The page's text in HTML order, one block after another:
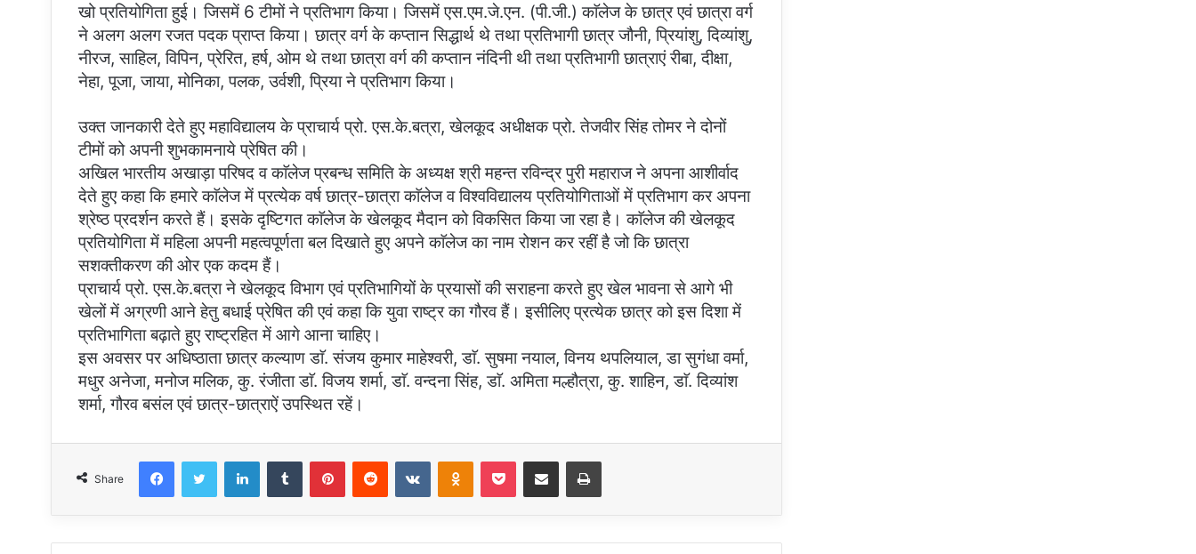
खो प्रतियोगिता हुई। जिसमें 6 टीमों ने प्रतिभाग किया। जिसमें एस.एम.जे.एन. (पी.जी.) काॅलेज के छात्र एवं छात्रा वर्ग
ने अलग अलग रजत पदक प्राप्त किया। छात्र वर्ग के कप्तान सिद्धार्थ थे तथा प्रतिभागी छात्र जौनी, प्रियांशु, दिव्यांशु,
नीरज, साहिल, विपिन, प्रेरित, हर्ष, ओम थे तथा छात्रा वर्ग की कप्तान नंदिनी थी तथा प्रतिभागी छात्राएं रीबा, दीक्षा,
नेहा, पूजा, जाया, मोनिका, पलक, उर्वशी, प्रिया ने प्रतिभाग किया।
उक्त जानकारी देते हुए महाविद्यालय के प्राचार्य प्रो. एस.के.बत्रा, खेलकूद अधीक्षक प्रो. तेजवीर सिंह तोमर ने दोनों
टीमों को अपनी शुभकामनाये प्रेषित की।
अखिल भारतीय अखाड़ा परिषद व काॅलेज प्रबन्ध समिति के अध्यक्ष श्री महन्त रविन्द्र पुरी महाराज ने अपना आशीर्वाद
देते हुए कहा कि हमारे काॅलेज में प्रत्येक वर्ष छात्र-छात्रा काॅलेज व विश्वविद्यालय प्रतियोगिताओं में प्रतिभाग कर अपना
श्रेष्ठ प्रदर्शन करते हैं। इसके दृष्टिगत काॅलेज के खेलकूद मैदान को विकसित किया जा रहा है। काॅलेज की खेलकूद
प्रतियोगिता में महिला अपनी महत्वपूर्णता बल दिखाते हुए अपने काॅलेज का नाम रोशन कर रहीं है जो कि छात्रा
सशक्तीकरण की ओर एक कदम हैं।
प्राचार्य प्रो. एस.के.बत्रा ने खेलकूद विभाग एवं प्रतिभागियों के प्रयासों की सराहना करते हुए खेल भावना से आगे भी
खेलों में अग्रणी आने हेतु बधाई प्रेषित की एवं कहा कि युवा राष्ट्र का गौरव हैं। इसीलिए प्रत्येक छात्र को इस दिशा में
प्रतिभागिता बढ़ाते हुए राष्ट्रहित में आगे आना चाहिए।
इस अवसर पर अधिष्ठाता छात्र कल्याण डाॅ. संजय कुमार माहेश्वरी, डाॅ. सुषमा नयाल, विनय थपलियाल, डा सुगंधा वर्मा,
मधुर अनेजा, मनोज मलिक, कु. रंजीता डाॅ. विजय शर्मा, डाॅ. वन्दना सिंह, डाॅ. अमिता मल्हौत्रा, कु. शाहिन, डाॅ. दिव्यांश
शर्मा, गौरव बसंल एवं छात्र-छात्राऐं उपस्थित रहें।
Share
FacebookTwitter LinkedInTumblr PinterestReddit VKontakteOdnoklassniki
Pocket Share via Email Print